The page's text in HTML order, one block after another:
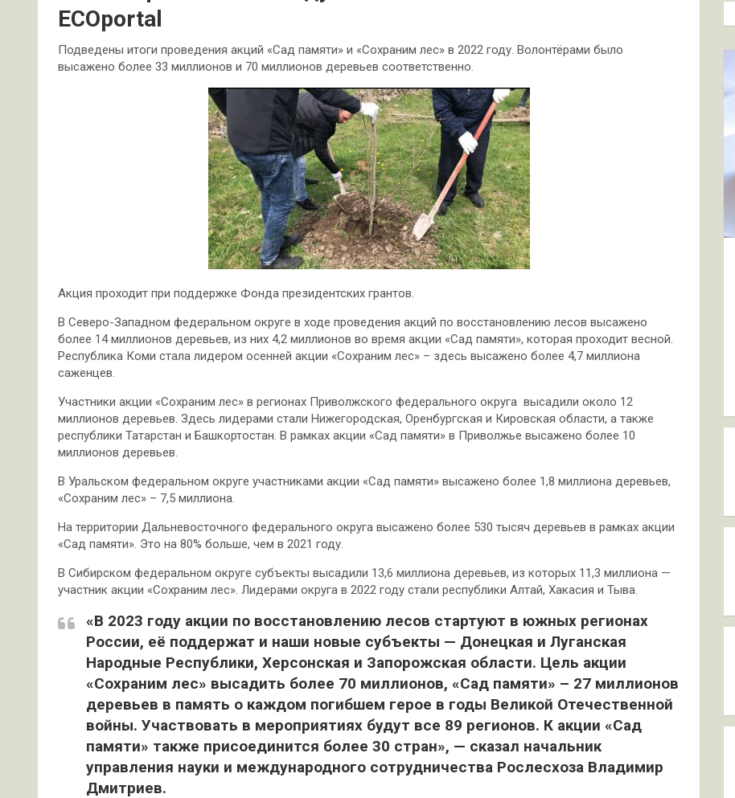
ECOportal
Подведены итоги проведения акций «Сад памяти» и «Сохраним лес» в 2022 году. Волонтёрами было
высажено более 33 миллионов и 70 миллионов деревьев соответственно.
Акция проходит при поддержке Фонда президентских грантов.
В Северо-Западном федеральном округе в ходе проведения акций по восстановлению лесов высажено
более 14 миллионов деревьев, из них 4,2 миллионов во время акции «Сад памяти», которая проходит весной.
Республика Коми стала лидером осенней акции «Сохраним лес» – здесь высажено более 4,7 миллиона
саженцев.
Участники акции «Сохраним лес» в регионах Приволжского федерального округа высадили около 12
миллионов деревьев. Здесь лидерами стали Нижегородская, Оренбургская и Кировская области, а также
республики Татарстан и Башкортостан. В рамках акции «Сад памяти» в Приволжье высажено более 10
миллионов деревьев.
В Уральском федеральном округе участниками акции «Сад памяти» высажено более 1,8 миллиона деревьев,
«Сохраним лес» – 7,5 миллиона.
На территории Дальневосточного федерального округа высажено более 530 тысяч деревьев в рамках акции
«Сад памяти». Это на 80% больше, чем в 2021 году.
В Сибирском федеральном округе субъекты высадили 13,6 миллиона деревьев, из которых 11,3 миллиона —
участник акции «Сохраним лес». Лидерами округа в 2022 году стали республики Алтай, Хакасия и Тыва.
«В 2023 году акции по восстановлению лесов стартуют в южных регионах
России, её поддержат и наши новые субъекты — Донецкая и Луганская
Народные Республики, Херсонская и Запорожская области. Цель акции
«Сохраним лес» высадить более 70 миллионов, «Сад памяти» – 27 миллионов
деревьев в память о каждом погибшем герое в годы Великой Отечественной
войны. Участвовать в мероприятиях будут все 89 регионов. К акции «Сад
памяти» также присоединится более 30 стран», — сказал начальник
управления науки и международного сотрудничества Рослесхоза Владимир
Дмитриев.